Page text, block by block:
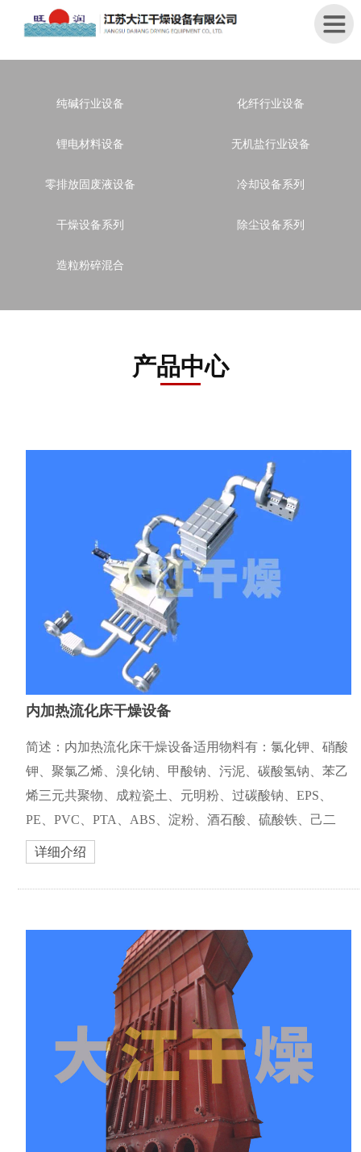
首
我
品
程
联
系
我
纯碱行业设备 化纤行业设备
锂电材料设备 无机盐行业设备
零排放固废液设备 冷却设备系列
干燥设备系列 除尘设备系列
造粒粉碎混合
产品中心
内加热流化床干燥设备
简述：内加热流化床干燥设备适用物料有：氯化钾、硝酸
钾、聚氯乙烯、溴化钠、甲酸钠、污泥、碳酸氢钠、苯乙
烯三元共聚物、成粒瓷土、元明粉、过碳酸钠、EPS、
PE、PVC、PTA、ABS、淀粉、酒石酸、硫酸铁、己二
酸、乳胶树脂、碳酸钾、CPE.橡胶、磷酸钠、磷酸钾、对
苯二钾酸、硝酸铵、硫酸铵、氯化钙、精制盐、纯碱、氯
化铵、...
详细介绍